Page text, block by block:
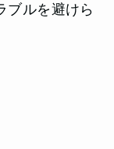
ブルを避けら